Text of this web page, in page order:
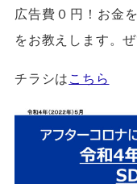
広告費０円！お金
をお教えします。
チラシは こちら